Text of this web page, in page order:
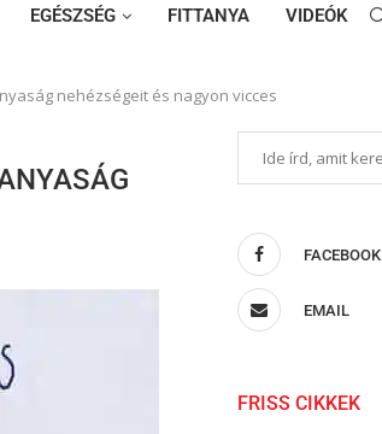
EGÉSZSÉG FITTANYA VIDEÓK
nehézségeit és nagyon vicces
FACEBOOK
EMAIL
FRISS CIKKEK